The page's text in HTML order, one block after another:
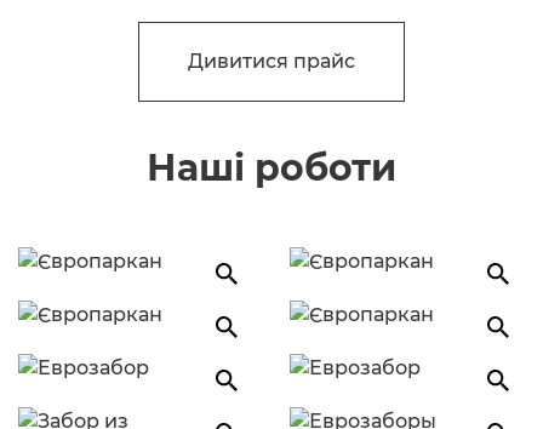
Дивитися прайс
Наші роботи